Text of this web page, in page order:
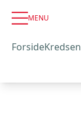
MENU
ForsideKredsen